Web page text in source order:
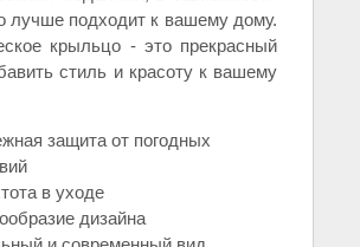
лучше подходит к вашему дому.
крыльцо - это прекрасный
стиль и красоту к вашему
защита от погодных
в уходе
дизайна